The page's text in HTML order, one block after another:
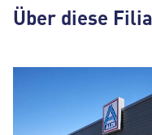
Über diese